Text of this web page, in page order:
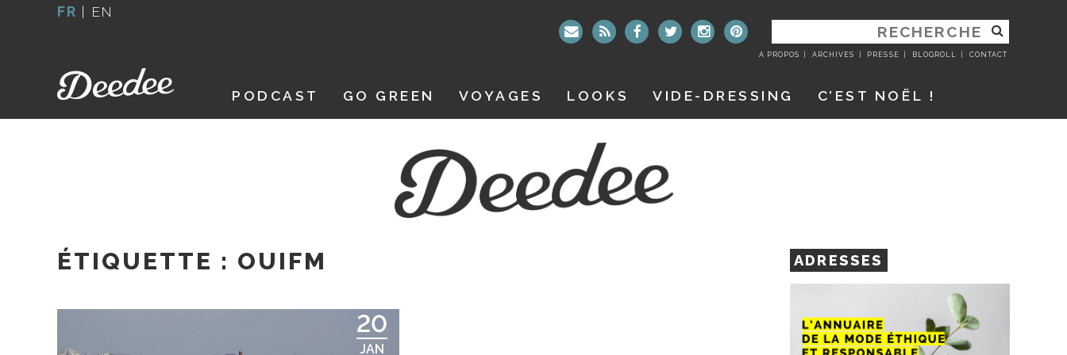
FR | EN
RECHERCHER
:
A PROPOS ARCHIVES PRESSE BLOGROLL CONTACT
PODCAST GO GREEN VOYAGES LOOKS VIDE-DRESSING C’EST NOËL !
ÉTIQUETTE : OUIFM
20
JAN
ADRESSES